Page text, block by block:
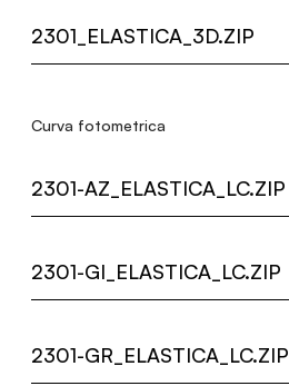
2301_ELASTICA_3D.ZIP
Curva fotometrica
2301-AZ_ELASTICA_LC.ZIP
2301-GI_ELASTICA_LC.ZIP
2301-GR_ELASTICA_LC.ZIP